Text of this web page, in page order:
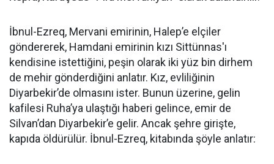
İbnul-Ezreq, Mervani emirinin, Halep’e elçiler
göndererek, Hamdani emirinin kızı Sittünnas'ı
kendisine istettiğini, peşin olarak iki yüz bin dirhem
de mehir gönderdiğini anlatır. Kız, evliliğinin
Diyarbekir’de olmasını ister. Bunun üzerine, gelin
kafilesi Ruha’ya ulaştığı haberi gelince, emir de
Silvan’dan Diyarbekir’e gelir. Ancak şehre girişte,
kapıda öldürülür. İbnul-Ezreq, kitabında şöyle anlatır: